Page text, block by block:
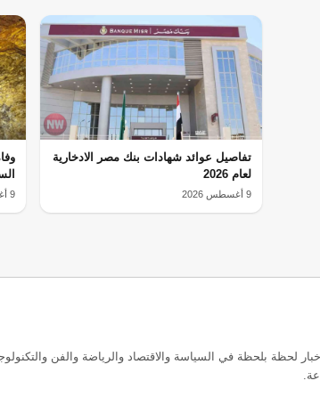
تفاصيل عوائد شهادات بنك مصر الادخارية
لعام 2026
9 أغسطس 2026 9 أغسطس 2026
لحظة بلحظة في السياسة والاقتصاد والرياضة والفن